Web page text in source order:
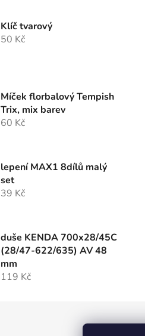
Klíč tvarový
50 Kč
Míček florbalový Tempish
Trix, mix barev
60 Kč
lepení MAX1 8dílů malý
set
39 Kč
duše KENDA 700x28/45C
(28/47-622/635) AV 48
mm
119 Kč